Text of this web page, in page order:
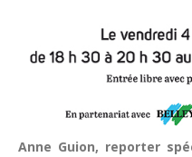
Anne Guion, reporter